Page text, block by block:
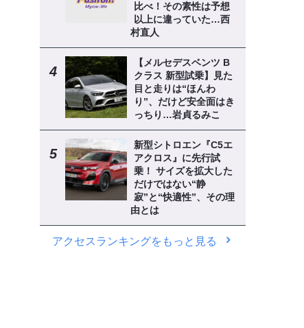
比べ！その素性は予想
以上に違っていた…西
村直人
【メルセデスベンツ B
クラス 新型試乗】見た
目と走りは“ほんわ
り”、だけど安全面はき
っちり…岩貞るみこ
新型シトロエン『C5エ
アクロス』に先行試
乗！ サイズを拡大した
だけではない“静
寂”と“快適性”、その理
由とは
アクセスランキングをもっと見る